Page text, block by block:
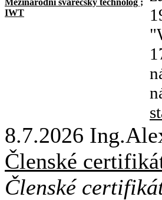
Mezinárodní svářečský technolog ;
IWT
8.7.2026
Členské
Členské